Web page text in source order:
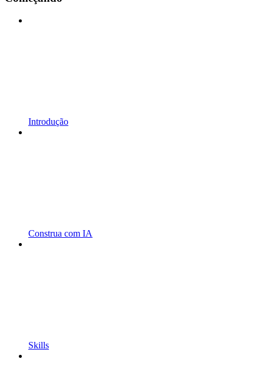
Introdução
Construa com IA
Skills